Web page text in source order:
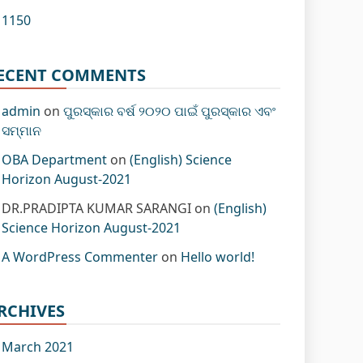
1150
COMMENTS
admin on ପୁରସ୍କାର ବର୍ଷ ୨୦୨୦ ପାଇଁ ପୁରସ୍କାର ଏବଂ
ସମ୍ମାନ
OBA Department on (English) Science
Horizon August-2021
DR.PRADIPTA KUMAR SARANGI on (English)
Science Horizon August-2021
A WordPress Commenter on Hello world!
March 2021